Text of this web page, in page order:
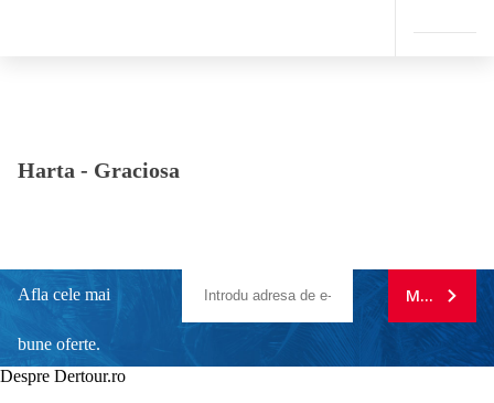
Harta - Graciosa
Afla cele mai
bune oferte.
MA
Despre Dertour.ro